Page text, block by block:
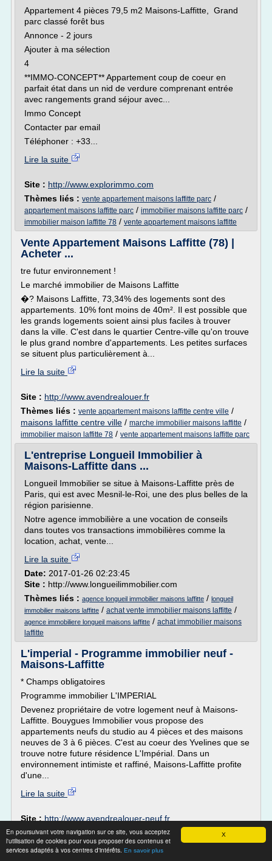
X
En poursuivant votre navigation sur ce site, vous acceptez
l'utilisation de cookies pour vous proposer des contenus et
services adaptés à vos centres d'intérêts. En savoir plus
Appartement 4 pièces 79,5 m2 Maisons-Laffitte, Grand
parc classé forêt bus
Annonce - 2 jours
Ajouter à ma sélection
4
**IMMO-CONCEPT** Appartement coup de coeur en
parfait état dans un nid de verdure comprenant entrée
avec rangements grand séjour avec...
Immo Concept
Contacter par email
Téléphoner : +33...
Lire la suite
Site : http://www.explorimmo.com
Thèmes liés : vente appartement maisons laffitte parc /
appartement maisons laffitte parc / immobilier maisons laffitte parc /
immobilier maison laffitte 78 / vente appartement maisons laffitte
Vente Appartement Maisons Laffitte (78) |
Acheter ...
tre futur environnement !
Le marché immobilier de Maisons Laffitte
�? Maisons Laffitte, 73,34% des logements sont des
appartements. 10% font moins de 40m². Il est possible que
les grands logements soient ainsi plus faciles à trouver
dans la ville. C'est dans le quartier Centre-ville qu'on trouve
le plus grand nombre d'appartements. Les petites surfaces
se situent plus particulièrement à...
Lire la suite
Site : http://www.avendrealouer.fr
Thèmes liés : vente appartement maisons laffitte centre ville /
maisons laffitte centre ville / marche immobilier maisons laffitte /
immobilier maison laffitte 78 / vente appartement maisons laffitte parc
L'entreprise Longueil Immobilier à
Maisons-Laffitte dans ...
Longueil Immobilier se situe à Maisons-Laffitte près de
Paris, qui est avec Mesnil-le-Roi, une des plus belles de la
région parisienne.
Notre agence immobilière a une vocation de conseils
dans toutes vos transactions immobilières comme la
location, achat, vente...
Lire la suite
Date: 2017-01-26 02:23:45
Site : http://www.longueilimmobilier.com
Thèmes liés : agence longueil immobilier maisons laffitte / longueil
immobilier maisons laffitte / achat vente immobilier maisons laffitte /
agence immobiliere longueil maisons laffitte / achat immobilier maisons
laffitte
L'imperial - Programme immobilier neuf -
Maisons-Laffitte
* Champs obligatoires
Programme immobilier L'IMPERIAL
Devenez propriétaire de votre logement neuf à Maisons-
Laffitte. Bouygues Immobilier vous propose des
appartements neufs du studio au 4 pièces et des maisons
neuves de 3 à 6 pièces. C'est au coeur des Yvelines que se
trouve notre future résidence L'Impérial. Dans un
environnement intimiste et raffiné, Maisons-Laffitte profite
d'une...
Lire la suite
Site : http://www.avendrealouer-neuf.fr
Thèmes liés :programme immobilier neuf maisons laffitte /
appartement neuf maisons laffitte/ immobilier neuf maisons laffitte/
logement neuf maisons laffitte / programme rue d'alsace maisons laffitte